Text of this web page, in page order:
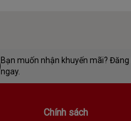
Bạn muốn nhận khuyến mãi? Đăng
ngay.
Chính sách